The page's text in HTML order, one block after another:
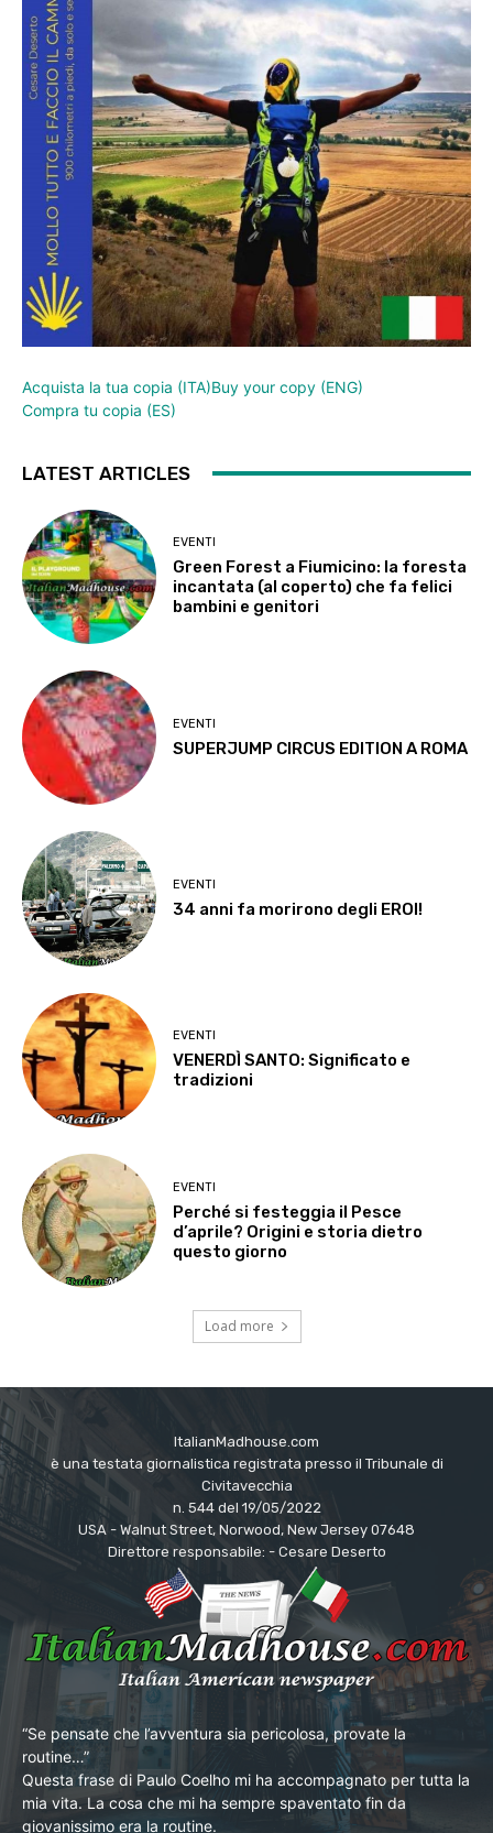
Acquista la tua copia (ITA)Buy your copy (ENG)
Compra tu copia (ES)
LATEST ARTICLES
EVENTI
Green Forest a Fiumicino: la foresta
incantata (al coperto) che fa felici
bambini e genitori
EVENTI
SUPERJUMP CIRCUS EDITION A ROMA
EVENTI
34 anni fa morirono degli EROI!
EVENTI
VENERDÌ SANTO: Significato e
tradizioni
EVENTI
Perché si festeggia il Pesce
d’aprile? Origini e storia dietro
questo giorno
Load more
ItalianMadhouse.com
è una testata giornalistica registrata presso il Tribunale di
Civitavecchia
n. 544 del 19/05/2022
USA - Walnut Street, Norwood, New Jersey 07648
Direttore responsabile: - Cesare Deserto
“Se pensate che l’avventura sia pericolosa, provate la
routine…”
Questa frase di Paulo Coelho mi ha accompagnato per tutta la
mia vita. La cosa che mi ha sempre spaventato fin da
giovanissimo era la routine.